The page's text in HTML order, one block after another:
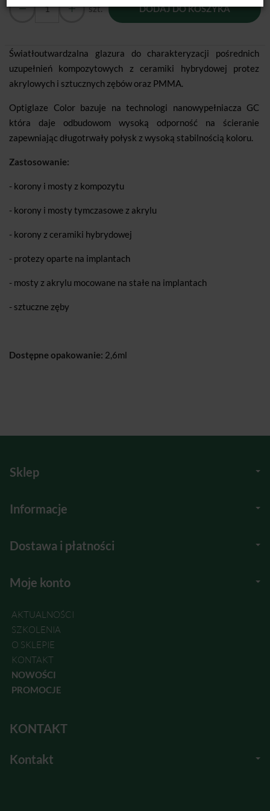
szt. DODAJ DO KOSZYKA
Światłoutwardzalna glazura do charakteryzacji pośrednich
uzupełnień kompozytowych z ceramiki hybrydowej protez
akrylowych i sztucznych zębów oraz PMMA.
Optiglaze Color bazuje na technologi nanowypełniacza GC
która daje odbudowom wysoką odporność na ścieranie
zapewniając długotrwały połysk z wysoką stabilnością koloru.
Zastosowanie:
- korony i mosty z kompozytu
- korony i mosty tymczasowe z akrylu
- korony z ceramiki hybrydowej
- protezy oparte na implantach
- mosty z akrylu mocowane na stałe na implantach
- sztuczne zęby
Dostępne opakowanie: 2,6ml
Sklep
Informacje
Dostawa i płatności
Moje konto
AKTUALNOŚCI
SZKOLENIA
O SKLEPIE
KONTAKT
NOWOŚCI
PROMOCJE
KONTAKT
Kontakt